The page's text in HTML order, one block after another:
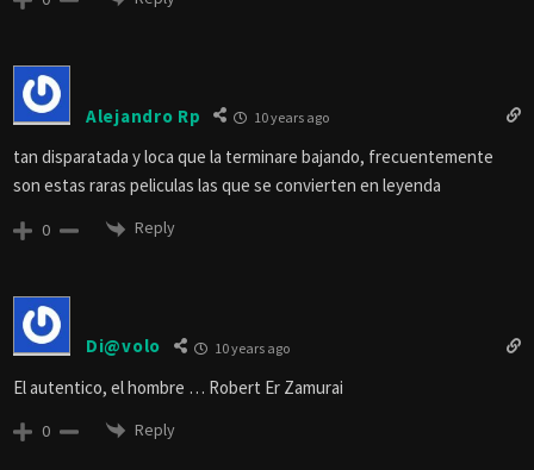
Alejandro Rp 10 years ago
tan disparatada y loca que la terminare bajando, frecuentemente
son estas raras peliculas las que se convierten en leyenda
0 Reply
Di@volo 10 years ago
El autentico, el hombre … Robert Er Zamurai
0 Reply